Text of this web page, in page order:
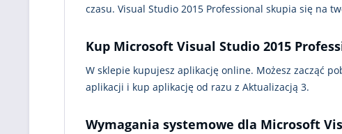
czasu. Visual Studio 2015 Professional skupia się na
Kup Microsoft Visual Studio 2015
W sklepie kupujesz aplikację online. Możesz zacząć
aplikacji i kup aplikację od razu z Aktualizacją 3.
Wymagania systemowe dla Microsoft